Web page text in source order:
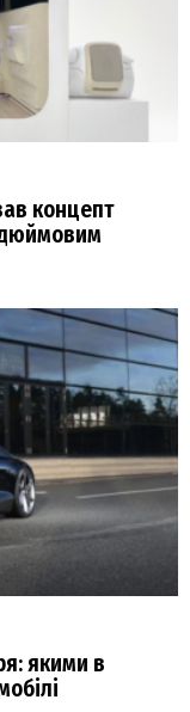
концепт
дюймовим
якими в